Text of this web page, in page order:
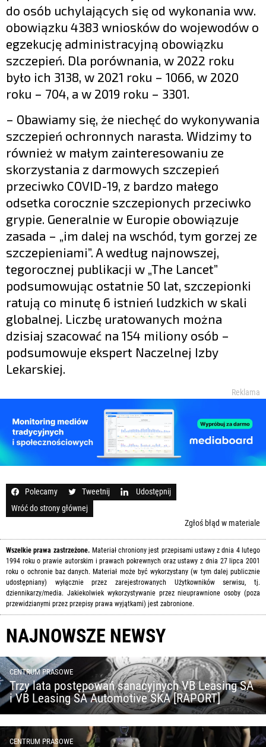
do osób uchylających się od wykonania ww.
obowiązku 4383 wniosków do wojewodów o
egzekucję administracyjną obowiązku
szczepień. Dla porównania, w 2022 roku
było ich 3138, w 2021 roku – 1066, w 2020
roku – 704, a w 2019 roku – 3301.
– Obawiamy się, że niechęć do wykonywania
szczepień ochronnych narasta. Widzimy to
również w małym zainteresowaniu ze
skorzystania z darmowych szczepień
przeciwko COVID-19, z bardzo małego
odsetka corocznie szczepionych przeciwko
grypie. Generalnie w Europie obowiązuje
zasada – „im dalej na wschód, tym gorzej ze
szczepieniami”. A według najnowszej,
tegorocznej publikacji w „The Lancet”
podsumowując ostatnie 50 lat, szczepionki
ratują co minutę 6 istnień ludzkich w skali
globalnej. Liczbę uratowanych można
dzisiaj szacować na 154 miliony osób –
podsumowuje ekspert Naczelnej Izby
Lekarskiej.
Reklama
Polecamy Tweetnij
Udostępnij
Wróć do strony głównej
Zgłoś błąd w materiale
Wszelkie prawa zastrzeżone. Materiał chroniony jest przepisami ustawy z dnia 4 lutego
1994 roku o prawie autorskim i prawach pokrewnych oraz ustawy z dnia 27 lipca 2001
roku o ochronie baz danych. Materiał może być wykorzystany (w tym dalej publicznie
udostępniany) wyłącznie przez zarejestrowanych Użytkowników serwisu, tj.
dziennikarzy/media. Jakiekolwiek wykorzystywanie przez nieuprawnione osoby (poza
przewidzianymi przez przepisy prawa wyjątkami) jest zabronione.
NAJNOWSZE NEWSY
CENTRUM PRASOWE
Trzy lata postępowań sanacyjnych VB Leasing SA
i VB Leasing SA Automotive SKA [RAPORT]
CENTRUM PRASOWE